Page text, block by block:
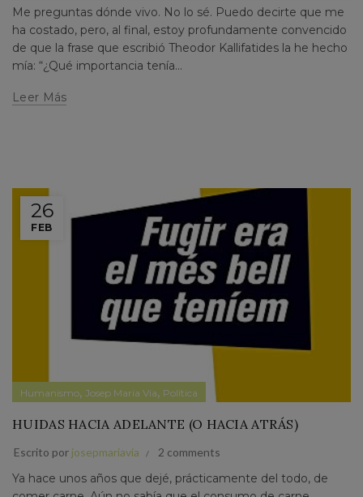
Me preguntas dónde vivo. No lo sé. Puedo decirte que me
ha costado, pero, al final, estoy profundamente convencido
de que la frase que escribió Theodor Kallifatides la he hecho
mía: “¿Qué importancia tenía...
Leer Más
26
FEB
Humanismo, Josep Maria Via, Política
HUIDAS HACIA ADELANTE (O HACIA ATRÁS)
Escrito por josepmariavia 2 comments
Ya hace unos años que dejé, prácticamente del todo, de